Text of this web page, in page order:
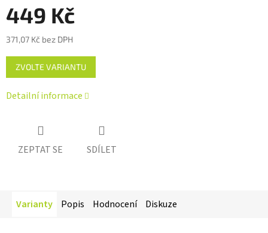
449 Kč
371,07 Kč bez DPH
Měrná
cena:
ZVOLTE VARIANTU
Detailní informace
ZEPTAT SE SDÍLET
Varianty Popis Hodnocení Diskuze